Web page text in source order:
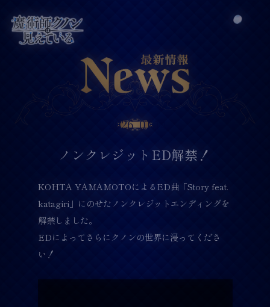
2026 01.14
ノンクレジットED解禁！
KOHTA YAMAMOTOによるED曲「Story feat.
katagiri」にのせたノンクレジットエンディングを
解禁しました。
EDによってさらにクノンの世界に浸ってくださ
い！